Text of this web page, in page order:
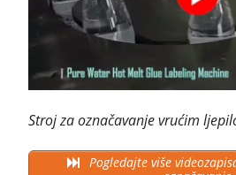
Stroj za označavanje vrućim
Pogledajte više